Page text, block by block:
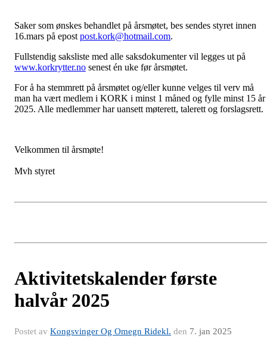
Saker som ønskes behandlet på årsmøtet, bes sendes styret innen
16.mars på epost post.kork@hotmail.com.
Fullstendig saksliste med alle saksdokumenter vil legges ut på
www.korkrytter.no senest én uke før årsmøtet.
For å ha stemmrett på årsmøtet og/eller kunne velges til verv må
man ha vært medlem i KORK i minst 1 måned og fylle minst 15
2025. Alle medlemmer har uansett møterett, talerett og forslagsrett.
Velkommen til årsmøte!
Mvh styret
Aktivitetskalender første
halvår 2025
Postet av Kongsvinger Og Omegn Ridekl. den 7. jan 2025